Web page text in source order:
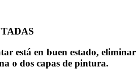
está en buen estado, eliminar
o dos capas de pintura.